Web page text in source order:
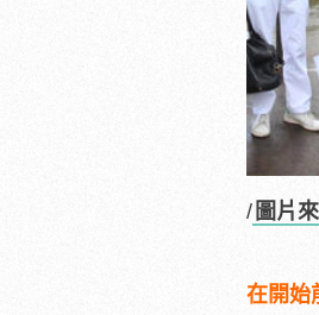
/ 圖片
在開始